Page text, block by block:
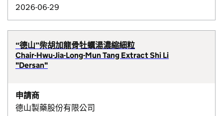
2026-06-29
“德山”柴胡加龍骨牡蠣湯濃縮細粒
Chair-Hwu-Jia-Long-Mun Tang Extract Shi Li
"Dersan"
申請商
德山製藥股份有限公司